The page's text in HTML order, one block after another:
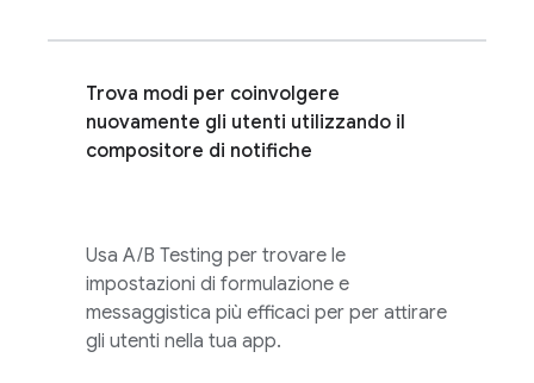
Trova modi per coinvolgere
nuovamente gli utenti utilizzando il
compositore di notifiche
Usa A/B Testing per trovare le
impostazioni di formulazione e
messaggistica più efficaci per per attirare
gli utenti nella tua app.